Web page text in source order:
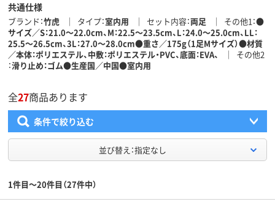
共通仕様
ブランド 竹虎 タイプ 室内用 セット内容 両足 その他1 ●
サイズ／S：21.0～22.0cm、M：22.5～23.5cm、L：24.0～25.0cm、LL：
25.5～26.5cm、3L：27.0～28.0cm●重さ／175g（1足Mサイズ）●材質
／本体：ポリエステル、中敷：ポリエステル・PVC、底面：EVA、
その他2
滑り止め：ゴム●生産国／中国●室内用
全27商品あります
条件で絞り込む
並び替え：指定なし
1件目～20件目（27件中）